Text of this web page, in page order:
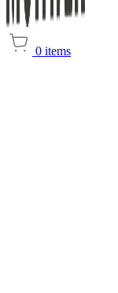
0 items